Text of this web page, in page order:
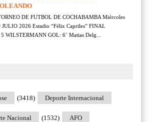
DE FUTBOL DE COCHABAMBA Miércoles
JULIO 2026 Estadio “Félix Capriles” FINAL
WILSTERMANN GOL: 6´ Matias Delg...
Deporte Internacional
(3418)
Nacional AFO
(1532)